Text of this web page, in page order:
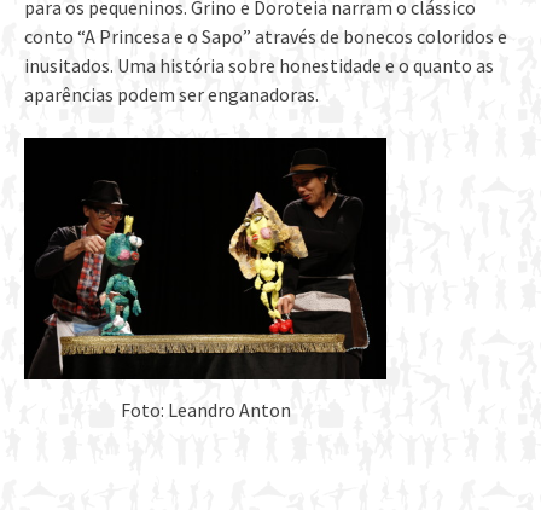
para os pequeninos. Grino e Doroteia narram o clássico
conto “A Princesa e o Sapo” através de bonecos coloridos e
inusitados. Uma história sobre honestidade e o quanto as
aparências podem ser enganadoras.
Foto: Leandro Anton